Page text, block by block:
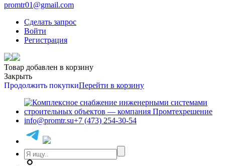
promtr01@gmail.com
Сделать запрос
Войти
Регистрация
Товар добавлен в корзину
Закрыть
Продолжить покупкиПерейти в корзину
info@promtr.su+7 (473) 254-30-54